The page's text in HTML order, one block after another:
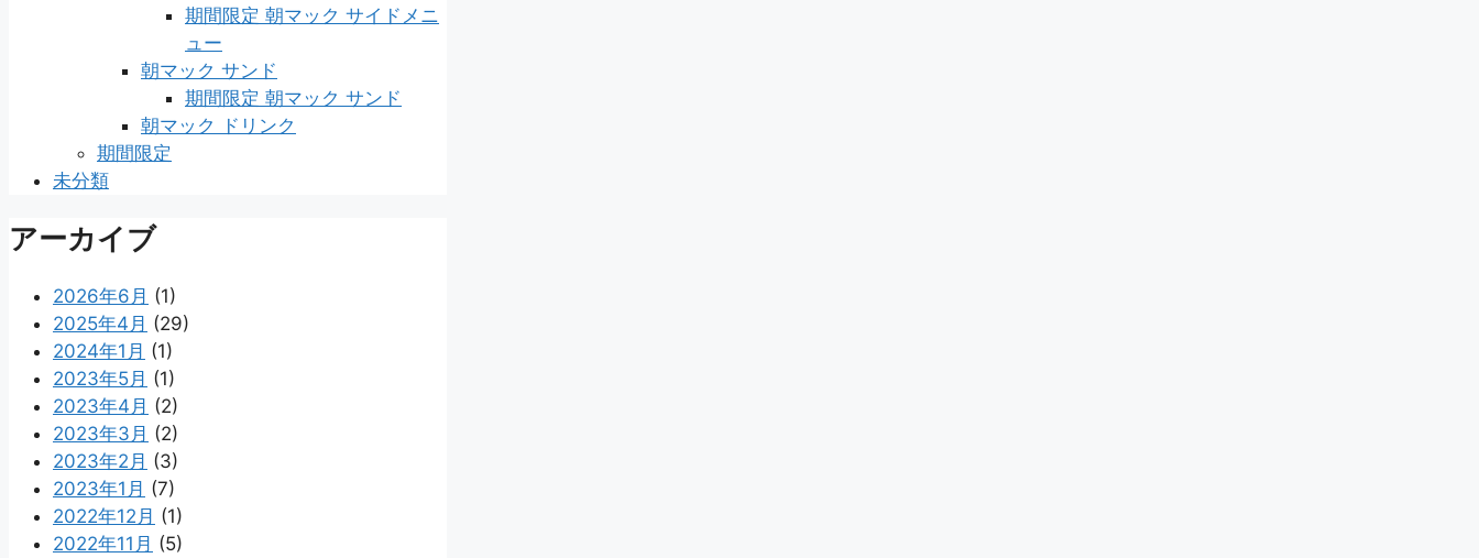
期間限定 朝マック サイドメニ
ュー
朝マック サンド
期間限定 朝マック サンド
朝マック ドリンク
期間限定
未分類
アーカイブ
2026年6月 (1)
2025年4月 (29)
2024年1月 (1)
2023年5月 (1)
2023年4月 (2)
2023年3月 (2)
2023年2月 (3)
2023年1月 (7)
2022年12月 (1)
2022年11月 (5)